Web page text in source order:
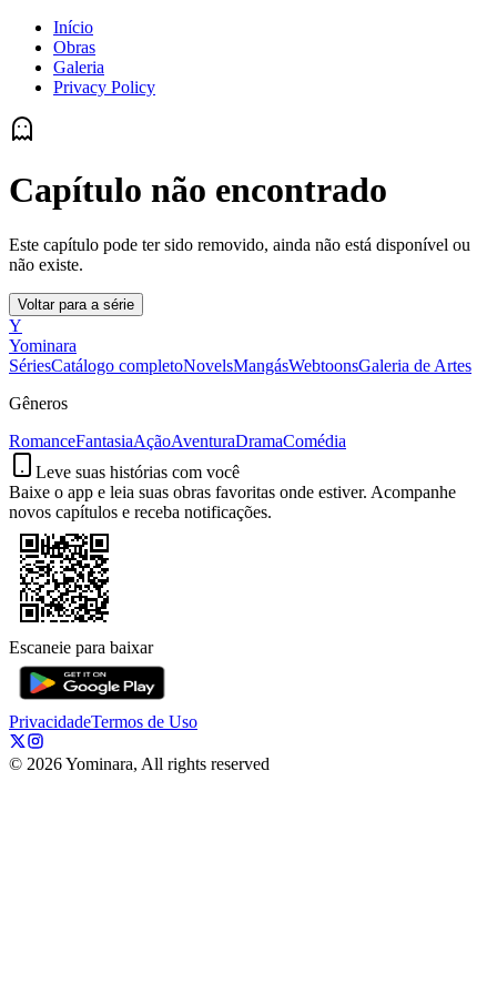
Início
Obras
Galeria
Privacy Policy
Capítulo não encontrado
Este capítulo pode ter sido removido, ainda não está disponível ou
não existe.
Voltar para a série
Y
Yominara
SériesCatálogo completoNovelsMangásWebtoonsGaleria de Artes
Gêneros
RomanceFantasiaAçãoAventuraDramaComédia
Leve suas histórias com você
Baixe o app e leia suas obras favoritas onde estiver. Acompanhe
novos capítulos e receba notificações.
Escaneie para baixar
PrivacidadeTermos de Uso
© 2026Yominara, All rights reserved